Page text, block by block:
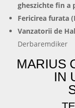
gheszichte fin a
Fericirea furata
Vanzatorii de
Derbaremdiker
MARIUS
IN